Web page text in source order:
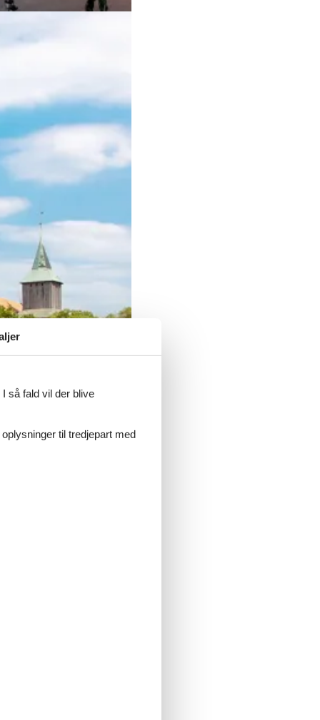
for gå- og cykelture.
så fald vil der blive
til tredjepart med